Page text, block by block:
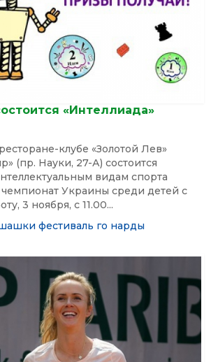
«Интеллиада»
клубе «Золотой Лев»
(пр. Науки, 27-А) состоится
видам спорта
Украины среди детей с
3 ноября, с 11.00...
фестиваль го нарды